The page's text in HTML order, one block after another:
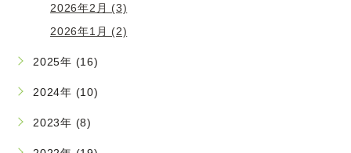
2026年2月 (3)
2026年1月 (2)
2025年 (16)
2024年 (10)
2023年 (8)